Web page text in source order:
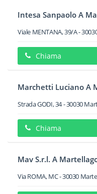
Intesa Sanpaolo A
Viale MENTANA, 39/A-
Chiama
Marchetti Luciano A
Strada GODI, 34-30030
Chiama
Mav S.r.l. A
Via ROMA, MC-30030